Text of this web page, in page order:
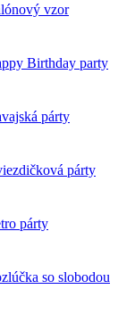
vzor
Birthday party
párty
párty
párty
so slobodou